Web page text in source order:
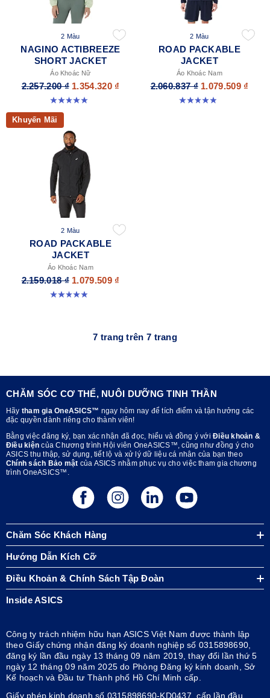
2 Màu
NAGINO ACTIBREEZE
SHORT JACKET
Áo Khoác Nữ
2.257.200 ₫ 1.354.320 ₫
5.0 trong số 5 sao. 17 đánh giá
2 Màu
ROAD PACKABLE
JACKET
Áo Khoác Nam
2.060.837 ₫ 1.079.509 ₫
4.9 trong số 5 sao. 298 đánh giá
Khuyến Mãi
2 Màu
ROAD PACKABLE
JACKET
Áo Khoác Nam
2.159.018 ₫ 1.079.509 ₫
4.9 trong số 5 sao. 298 đánh giá
7 trang trên 7 trang
CHĂM SÓC CƠ THỂ, NUÔI DƯỠNG TINH THẦN
Hãy tham gia OneASICS™ ngay hôm nay để tích điểm và tận hưởng các
đặc quyền dành riêng cho thành viên!
Bằng việc đăng ký, bạn xác nhận đã đọc, hiểu và đồng ý với Điều khoản &
Điều kiện của Chương trình Hội viên OneASICS™, cũng như đồng ý cho
ASICS thu thập, sử dụng, tiết lộ và xử lý dữ liệu cá nhân của bạn theo
Chính sách Bảo mật của ASICS nhằm phục vụ cho việc tham gia chương
trình OneASICS™.
Chăm Sóc Khách Hàng
Hướng Dẫn Kích Cỡ
Điều Khoản & Chính Sách Tập Đoàn
Inside ASICS
Công ty trách nhiệm hữu hạn ASICS Việt Nam được thành lập
theo Giấy chứng nhận đăng ký doanh nghiệp số 0315898690,
đăng ký lần đầu ngày 13 tháng 09 năm 2019, thay đổi lần thứ 5
ngày 12 tháng 09 năm 2025 do Phòng Đăng ký kinh doanh, Sở
Kế hoạch và Đầu tư Thành phố Hồ Chí Minh cấp.
Giấy phép kinh doanh số 0315898690-KD0437, cấp lần đầu